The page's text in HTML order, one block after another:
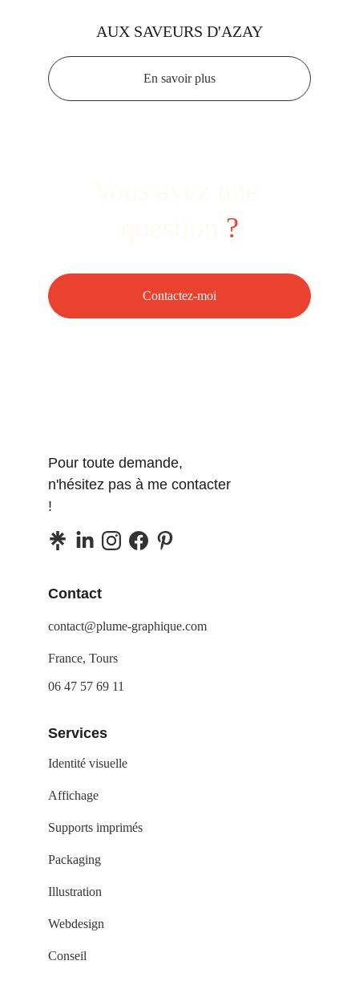
AUX SAVEURS D'AZAY
En savoir plus
?
Contactez-moi
Pour toute demande,
n'hésitez pas à me contacter
!
Contact
contact@plume-graphique.com
06 47 57 69 11
Services
Identité visuelle
Affichage
Supports imprimés
Packaging
Illustration
Webdesign
France, Tours
Conseil